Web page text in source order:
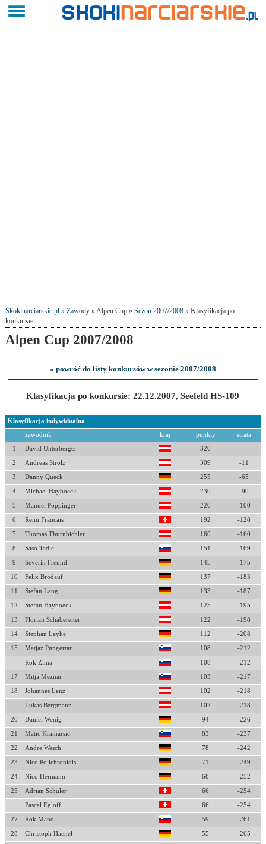
Skokinarciarskie.pl» Zawody» Alpen Cup » Sezon 2007/2008» Klasyfikacja po
konkursie
Alpen Cup 2007/2008
« powróć do listy konkursów w sezonie 2007/2008
Klasyfikacja po konkursie: 22.12.2007, Seefeld HS-109
Klasyfikacja indywidualna
zawodnik kraj punkty strata
1 David Unterberger 320
2 Andreas Strolz 309 -11
3 Danny Queck 255 -65
4 Michael Hayboeck 230 -90
5 Manuel Poppinger 220 -100
6 Remi Francais 192 -128
7 Thomas Thurnbichler 160 -160
8 Saso Tadic 151 -169
9 Severin Freund 145 -175
10 Felix Brodauf 137 -183
11 Stefan Lang 133 -187
12 Stefan Hayboeck 125 -195
13 Florian Schabereiter 122 -198
14 Stephan Leyhe 112 -208
15 Matjaz Pungertar 108 -212
Rok Zima 108 -212
17 Mitja Meznar 103 -217
18 Johannes Lenz 102 -218
Lukas Bergmann 102 -218
20 Daniel Wenig 94 -226
21 Matic Kramarsic 83 -237
22 Andre Wesch 78 -242
23 Nico Polichronidis 71 -249
24 Nico Hermann 68 -252
25 Adrian Schuler 66 -254
Pascal Egloff 66 -254
27 Rok Mandl 59 -261
28 Christoph Haenel 55 -265